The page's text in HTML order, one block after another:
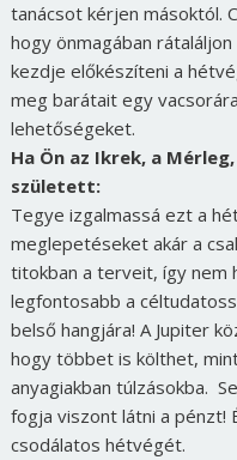
tanácsot kérjen másoktól.
hogy önmagában
kezdje előkészíteni a
meg barátait egy
lehetőségeket.
Ha Ön az Ikrek, a
született:
Tegye izgalmassá ezt a
meglepetéseket akár a
titokban a terveit, így nem
legfontosabb a
belső hangjára! A Jupiter
hogy többet is költhet,
anyagiakban túlzásokba.
fogja viszont látni a pénzt!
csodálatos hétvégét.